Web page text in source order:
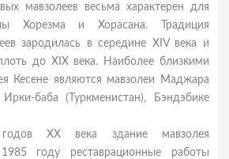
мавзолеев весьма характерен для
Хорезма и Хорасана. Традиция
зародилась в середине XIV века и
до XIX века. Наиболее близкими
Кесене являются мавзолеи Маджара
баба (Туркменистан), Бэндэбике
XX века здание мавзолея
году реставрационные работы